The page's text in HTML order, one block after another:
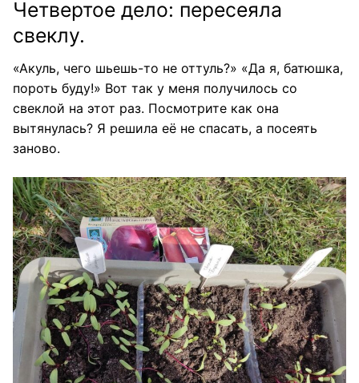
Четвертое дело: пересеяла
свеклу.
«Акуль, чего шьешь-то не оттуль?» «Да я, батюшка,
пороть буду!» Вот так у меня получилось со
свеклой на этот раз. Посмотрите как она
вытянулась? Я решила её не спасать, а посеять
заново.